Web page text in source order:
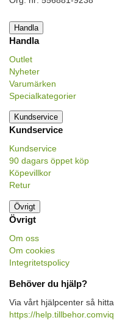
Handla
Handla
Outlet
Nyheter
Varumärken
Specialkategorier
Kundservice
Kundservice
Kundservice
90 dagars öppet köp
Köpevillkor
Retur
Övrigt
Övrigt
Om oss
Om cookies
Integritetspolicy
Behöver du hjälp?
Via vårt hjälpcenter så
https://